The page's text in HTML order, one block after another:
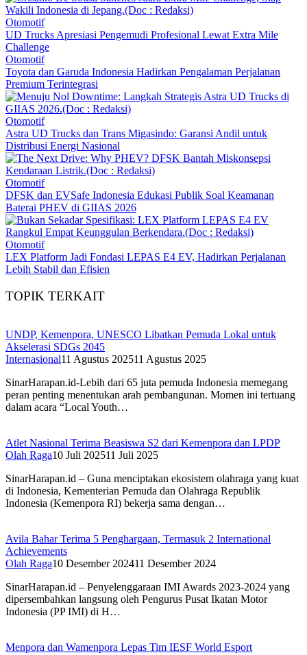
Otomotif
UD Trucks Apresiasi Pengemudi Profesional Lewat Extra Mile
Challenge
Otomotif
Toyota dan Garuda Indonesia Hadirkan Pengalaman Perjalanan
Premium Terintegrasi
Otomotif
Astra UD Trucks dan Trans Migasindo: Garansi Andil untuk
Distribusi Energi Nasional
Otomotif
DFSK dan EVSafe Indonesia Edukasi Publik Soal Keamanan
Baterai PHEV di GIIAS 2026
Otomotif
LEX Platform Jadi Fondasi LEPAS E4 EV, Hadirkan Perjalanan
Lebih Stabil dan Efisien
TOPIK TERKAIT
UNDP, Kemenpora, UNESCO Libatkan Pemuda Lokal untuk
Akselerasi SDGs 2045
Internasional11 Agustus 202511 Agustus 2025
SinarHarapan.id-Lebih dari 65 juta pemuda Indonesia memegang
peran penting menentukan arah pembangunan. Momen ini tertuang
dalam acara “Local Youth…
Atlet Nasional Terima Beasiswa S2 dari Kemenpora dan LPDP
Olah Raga10 Juli 202511 Juli 2025
SinarHarapan.id – Guna menciptakan ekosistem olahraga yang kuat
di Indonesia, Kementerian Pemuda dan Olahraga Republik
Indonesia (Kemenpora RI) bekerja sama dengan…
Avila Bahar Terima 5 Penghargaan, Termasuk 2 International
Achievements
Olah Raga10 Desember 202411 Desember 2024
SinarHarapan.id – Penyelenggaraan IMI Awards 2023-2024 yang
dipersembahkan langsung oleh Pengurus Pusat Ikatan Motor
Indonesia (PP IMI) di H…
Menpora dan Wamenpora Lepas Tim IESF World Esport